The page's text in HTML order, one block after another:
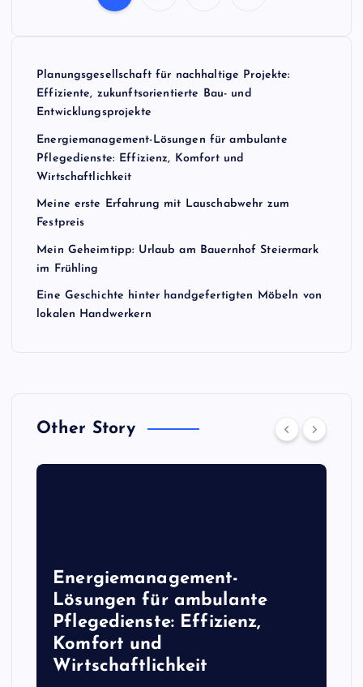
i
t
e
n
n
u
r
u
Planungsgesellschaft für nachhaltige Projekte:
Effiziente, zukunftsorientierte Bau- und
Entwicklungsprojekte
Energiemanagement-Lösungen für ambulante
Pflegedienste: Effizienz, Komfort und
Wirtschaftlichkeit
Meine erste Erfahrung mit Lauschabwehr zum
Festpreis
Mein Geheimtipp: Urlaub am Bauernhof Steiermark
im Frühling
Eine Geschichte hinter handgefertigten Möbeln von
lokalen Handwerkern
Other Story
Energiemanagement-
Lösungen für ambulante
Pflegedienste: Effizienz,
Komfort und
Wirtschaftlichkeit